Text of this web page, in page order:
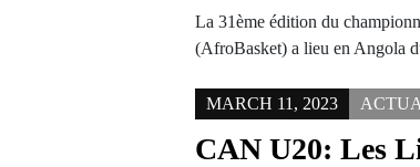
La 31ème édition du
(AfroBasket) a lieu en Angola
MARCH 11, 2023
CAN U20: Les